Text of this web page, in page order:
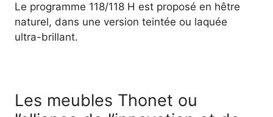
Le programme 118/118 H est proposé en hêtre
naturel, dans une version teintée ou laquée
ultra-brillant.
Les meubles Thonet ou